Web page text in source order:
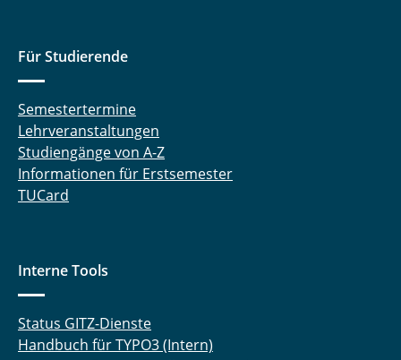
Für Studierende
Semestertermine
Lehrveranstaltungen
Studiengänge von A-Z
Informationen für Erstsemester
TUCard
Interne Tools
Status GITZ-Dienste
Handbuch für TYPO3 (Intern)